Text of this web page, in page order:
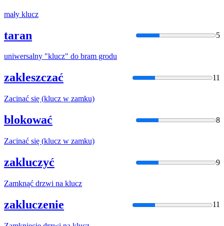
mały klucz
taran 5
uniwersalny "klucz" do bram grodu
zakleszczać 11
Zacinać się (klucz w zamku)
blokować 8
Zacinać się (klucz w zamku)
zakluczyć 9
Zamknąć drzwi na klucz
zakluczenie 11